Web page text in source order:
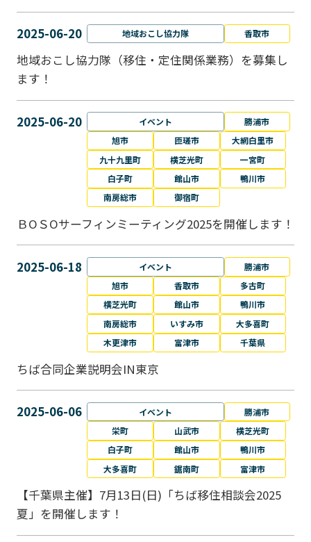
2025-06-20 地域おこし協力隊 香取市
地域おこし協力隊（移住・定住関係業務）を募集し
ます！
2025-06-20 イベント
勝浦市
旭市
匝瑳市
大網白里市
九十九里町
横芝光町
一宮町
白子町
館山市
鴨川市
南房総市
御宿町
ＢОＳОサーフィンミーティング2025を開催します！
2025-06-18 イベント
勝浦市
旭市
香取市
多古町
横芝光町
館山市
鴨川市
南房総市
いすみ市
大多喜町
木更津市
富津市 千葉県
ちば合同企業説明会IN東京
2025-06-06 イベント
勝浦市
栄町
山武市
横芝光町
白子町
館山市
鴨川市
大多喜町
鋸南町 富津市
【千葉県主催】7月13日(日)「ちば移住相談会2025
夏」を開催します！